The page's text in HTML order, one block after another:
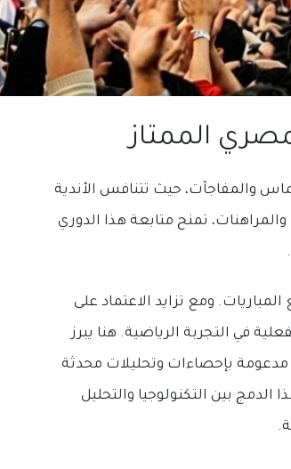
الممتاز
والمفاجآت، حيث تتنافس الأندية
تمنح متابعة هذا الدوري
ومع تزايد الاعتماد على
في التجربة الرياضية. هنا يبرز
مدعومة بإحصاءات وتحليلات محدثة
بين التكنولوجيا والتحليل